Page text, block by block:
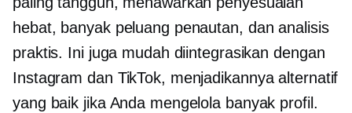
hebat, banyak peluang penautan, dan analisis
praktis. Ini juga mudah diintegrasikan dengan
Instagram dan TikTok, menjadikannya alternatif
yang baik jika Anda mengelola banyak profil.